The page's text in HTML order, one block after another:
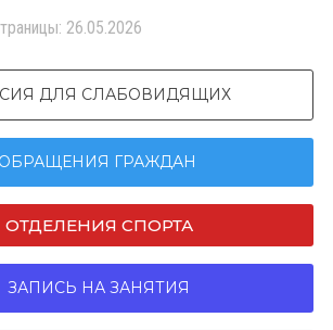
26.05.2026
ДЛЯ СЛАБОВИДЯЩИХ
ОБРАЩЕНИЯ ГРАЖДАН
ОТДЕЛЕНИЯ СПОРТА
ЗАПИСЬ НА ЗАНЯТИЯ